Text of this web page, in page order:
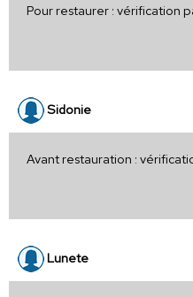
Pour restaurer : vérification
Sidonie
Avant restauration :
Lunete